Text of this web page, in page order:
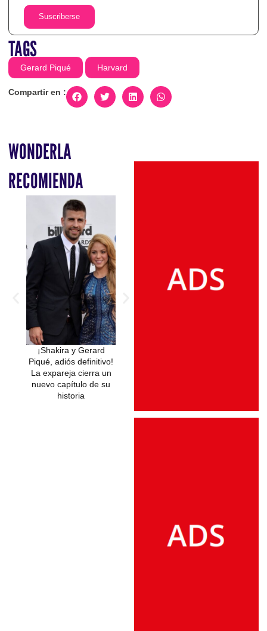
Suscriberse
TAGS
Gerard Piqué Harvard
Compartir en :
WONDERLA
RECOMIENDA
¡Shakira y Gerard
Piqué, adiós definitivo!
La expareja cierra un
nuevo capítulo de su
historia